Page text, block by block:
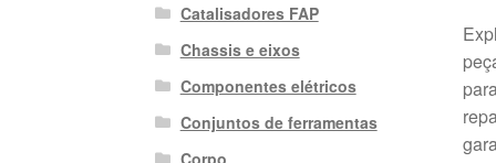
Catalisadores FAP
Chassis e eixos
Componentes elétricos
Conjuntos de ferramentas
Corpo